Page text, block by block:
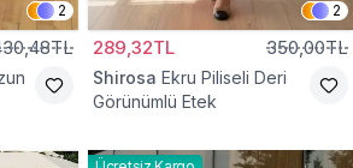
2 2
289,32TL 350,00TL
Shirosa Ekru Piliseli Deri
Görünümlü Etek